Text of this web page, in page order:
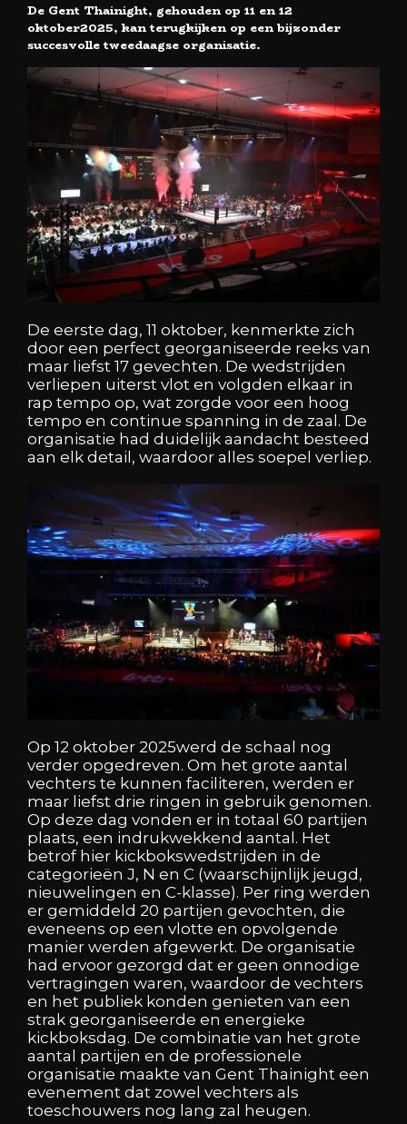
De Gent Thainight, gehouden op 11 en 12
oktober2025, kan terugkijken op een bijzonder
succesvolle tweedaagse organisatie.
De eerste dag, 11 oktober, kenmerkte zich
door een perfect georganiseerde reeks van
maar liefst 17 gevechten. De wedstrijden
verliepen uiterst vlot en volgden elkaar in
rap tempo op, wat zorgde voor een hoog
tempo en continue spanning in de zaal. De
organisatie had duidelijk aandacht besteed
aan elk detail, waardoor alles soepel verliep.
Op 12 oktober 2025werd de schaal nog
verder opgedreven. Om het grote aantal
vechters te kunnen faciliteren, werden er
maar liefst drie ringen in gebruik genomen.
Op deze dag vonden er in totaal 60 partijen
plaats, een indrukwekkend aantal. Het
betrof hier kickbokswedstrijden in de
categorieën J, N en C (waarschijnlijk jeugd,
nieuwelingen en C-klasse). Per ring werden
er gemiddeld 20 partijen gevochten, die
eveneens op een vlotte en opvolgende
manier werden afgewerkt. De organisatie
had ervoor gezorgd dat er geen onnodige
vertragingen waren, waardoor de vechters
en het publiek konden genieten van een
strak georganiseerde en energieke
kickboksdag. De combinatie van het grote
aantal partijen en de professionele
organisatie maakte van Gent Thainight een
evenement dat zowel vechters als
toeschouwers nog lang zal heugen.